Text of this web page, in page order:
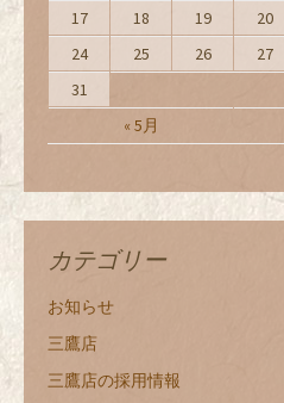
« 5月
17
18 19 20
24
25 26 27
31
カテゴリー
お知らせ
三鷹店
三鷹店の採用情報